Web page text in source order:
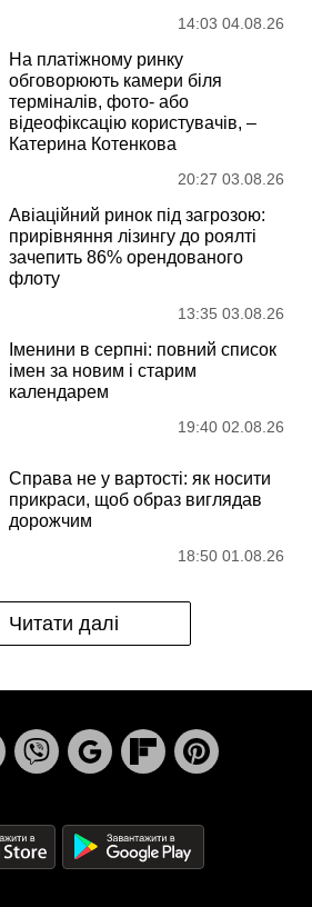
14:03 04.08.26
На платіжному ринку
обговорюють камери біля
терміналів, фото- або
відеофіксацію користувачів, –
Катерина Котенкова
20:27 03.08.26
Авіаційний ринок під загрозою:
прирівняння лізингу до роялті
зачепить 86% орендованого
флоту
13:35 03.08.26
Іменини в серпні: повний список
імен за новим і старим
календарем
19:40 02.08.26
Справа не у вартості: як носити
прикраси, щоб образ виглядав
дорожчим
18:50 01.08.26
Читати далі